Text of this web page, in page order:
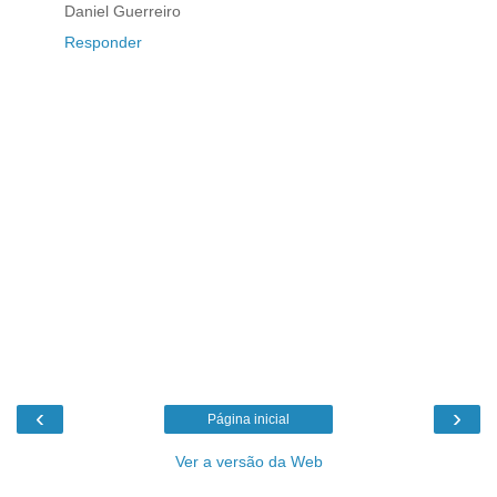
Daniel Guerreiro
Responder
‹ ›
Página inicial
Ver a versão da Web